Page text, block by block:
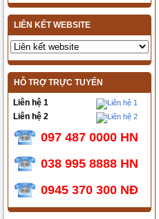
LIÊN KẾT WEBSITE
HỖ TRỢ TRỰC TUYẾN
Liên hệ 1
Liên hệ 2
097 487 0000 HN
038 995 8888 HN
0945 370 300 NĐ